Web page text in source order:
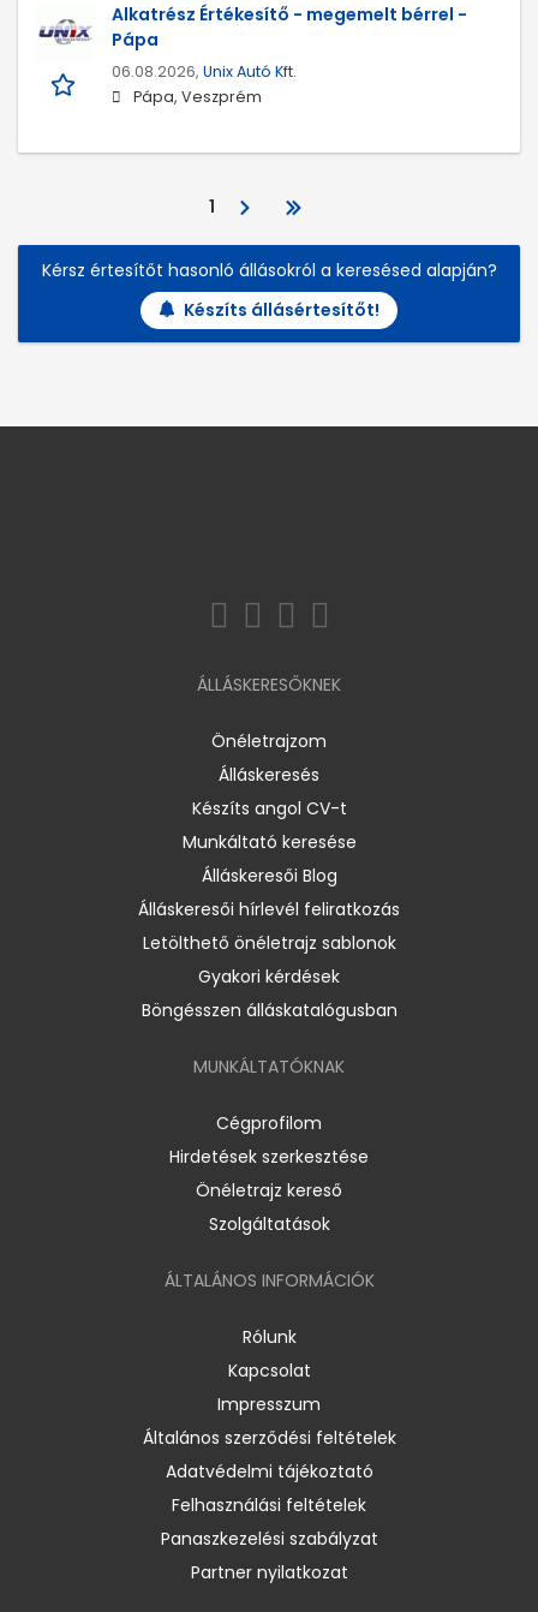
Alkatrész Értékesítő - megemelt bérrel -
Pápa
06.08.2026, Unix Autó Kft.
Pápa, Veszprém
1
Kérsz értesítőt hasonló állásokról a keresésed alapján?
Készíts állásértesítőt!
ÁLLÁSKERESŐKNEK
Önéletrajzom
Álláskeresés
Készíts angol CV-t
Munkáltató keresése
Álláskeresői Blog
Álláskeresői hírlevél feliratkozás
Letölthető önéletrajz sablonok
Gyakori kérdések
Böngésszen álláskatalógusban
MUNKÁLTATÓKNAK
Cégprofilom
Hirdetések szerkesztése
Önéletrajz kereső
Szolgáltatások
ÁLTALÁNOS INFORMÁCIÓK
Rólunk
Kapcsolat
Impresszum
Általános szerződési feltételek
Adatvédelmi tájékoztató
Felhasználási feltételek
Panaszkezelési szabályzat
Partner nyilatkozat